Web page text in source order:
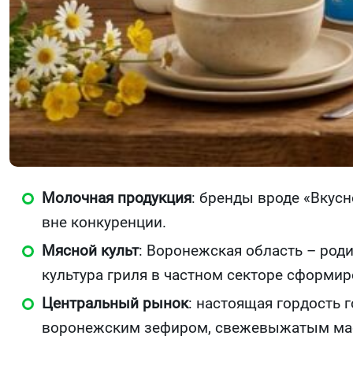
Молочная продукция: бренды вроде
вне конкуренции.
Мясной культ: Воронежская область –
культура гриля в частном секторе
Центральный рынок: настоящая гордость
воронежским зефиром, свежевыжатым